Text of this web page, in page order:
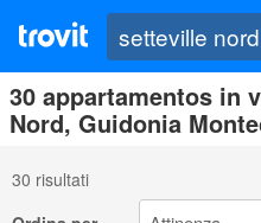
30 appartamentos in
Nord, Guidonia
30 risultati